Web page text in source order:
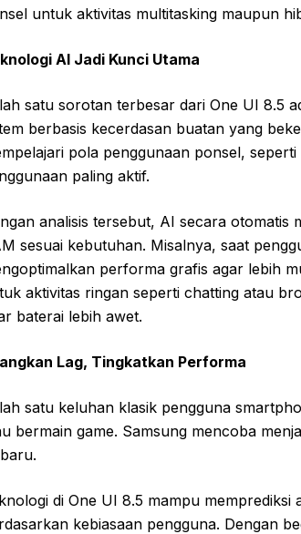
untuk aktivitas multitasking maupun
AI Jadi Kunci Utama
satu sorotan terbesar dari One UI 8.5
berbasis kecerdasan buatan yang
pola penggunaan ponsel,
paling aktif.
analisis tersebut, AI secara otomatis
sesuai kebutuhan. Misalnya, saat
performa grafis agar lebih
aktivitas ringan seperti chatting atau
baterai lebih awet.
Lag, Tingkatkan Performa
satu keluhan klasik pengguna
bermain game. Samsung mencoba
di One UI 8.5 mampu
kebiasaan pengguna. Dengan